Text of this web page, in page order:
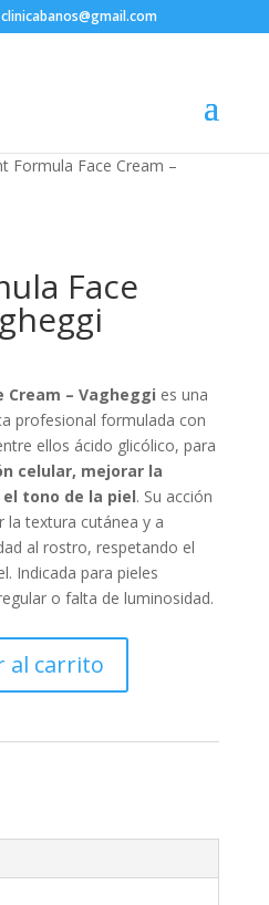
clinicabanos@gmail.com
Formula Face Cream –
Face
Cream – Vagheggi es una
profesional formulada con
ellos ácido glicólico, para
celular, mejorar la
tono de la piel. Su acción
la textura cutánea y a
al rostro, respetando el
Indicada para pieles
o falta de luminosidad.
al carrito